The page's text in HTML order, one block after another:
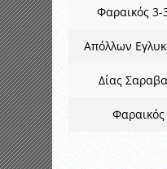
Φαραικός
Απόλλων
Δίας